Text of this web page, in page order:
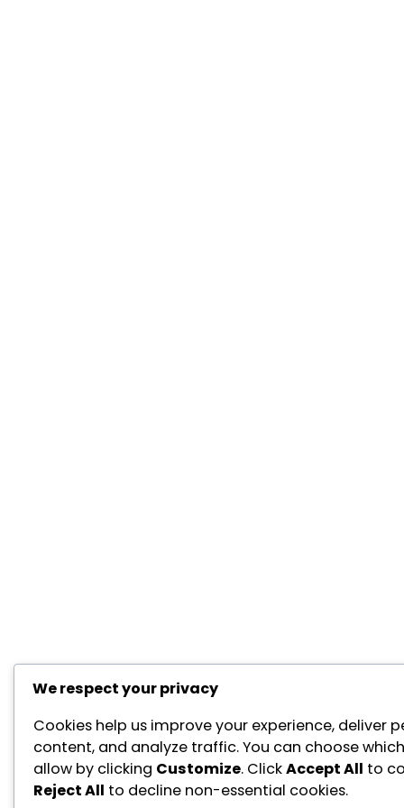
We respect your privacy
Cookies help us improve your experience, deliver
content, and analyze traffic. You can choose
allow by clicking Customize. ClickAccept All to
Reject All to decline non-essential cookies.